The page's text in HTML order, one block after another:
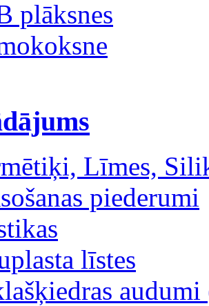
plāksnes
Līmes,
piederumi
līstes
audumi